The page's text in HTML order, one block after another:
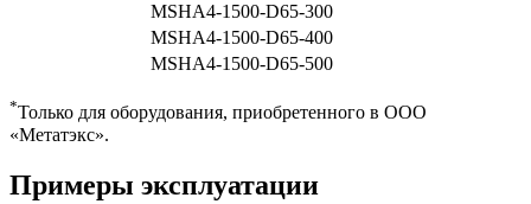
MSHA4-1500-D65-300
MSHA4-1500-D65-400
MSHA4-1500-D65-500
*Только для оборудования, приобретенного в ООО
«Метатэкс».
Примеры эксплуатации